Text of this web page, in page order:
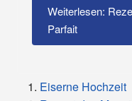
Weiterlesen:
Parfait
Eiserne Hochzeit